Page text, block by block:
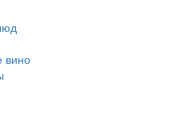
вино